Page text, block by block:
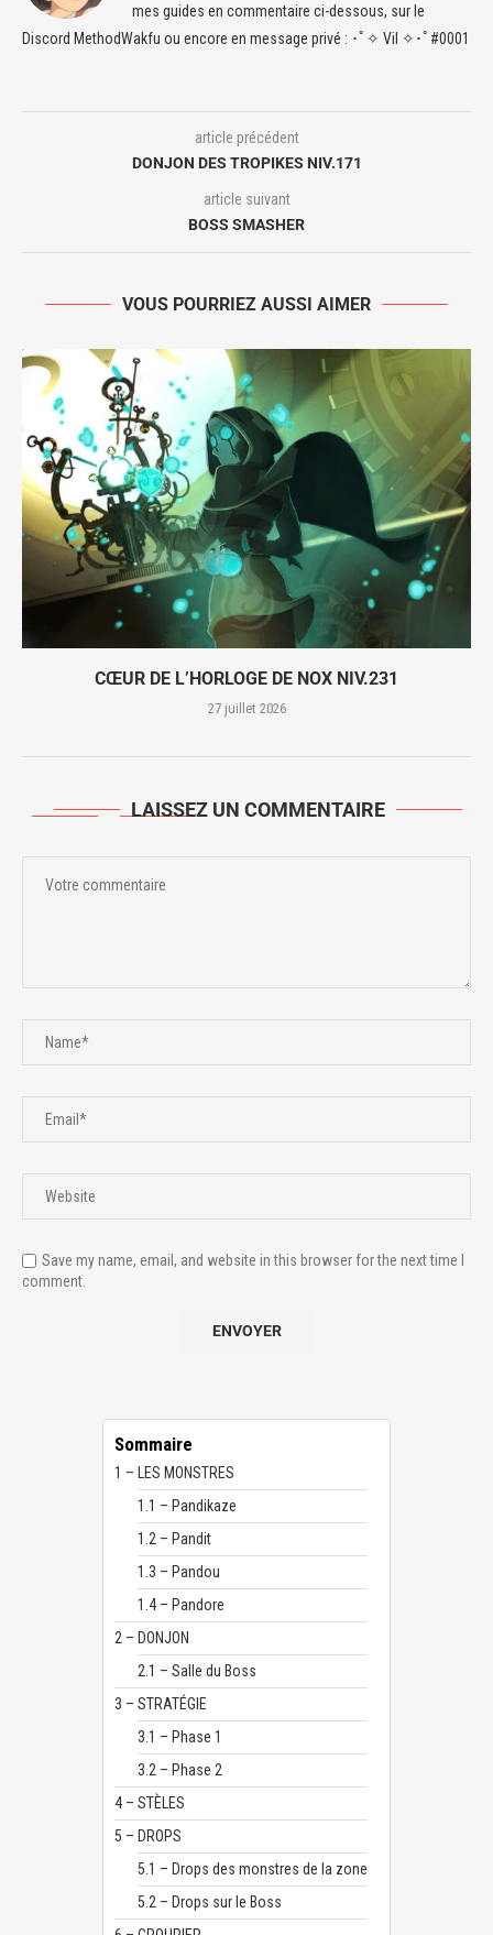
mes guides en commentaire ci-dessous, sur le
Discord MethodWakfu ou encore en message privé : ･ﾟ✧ Vil ✧･ﾟ#0001
article précédent
DONJON DES TROPIKES NIV.171
article suivant
BOSS SMASHER
VOUS POURRIEZ AUSSI AIMER
CŒUR DE L’HORLOGE DE NOX NIV.231
27 juillet 2026
LAISSEZ UN COMMENTAIRE
Save my name, email, and website in this browser for the next time I
comment.
Sommaire
1 – LES MONSTRES
1.1 – Pandikaze
1.2 – Pandit
1.3 – Pandou
1.4 – Pandore
2 – DONJON
2.1 – Salle du Boss
3 – STRATÉGIE
3.1 – Phase 1
3.2 – Phase 2
4 – STÈLES
5 – DROPS
5.1 – Drops des monstres de la zone
5.2 – Drops sur le Boss